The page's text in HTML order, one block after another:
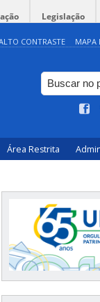
Legislação
CONTRASTE MAPA
Área Restrita